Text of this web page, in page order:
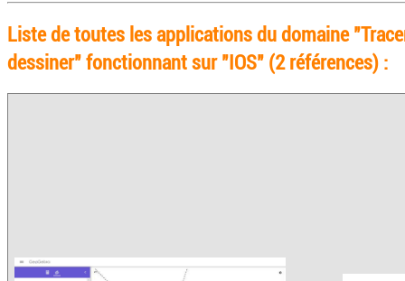
Liste de toutes les applications du domaine
dessiner" fonctionnant sur "IOS" (2 références) :